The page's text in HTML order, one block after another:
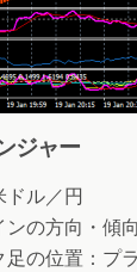
ジャー
ドル／円
ンの方向・傾
足の位置：プ